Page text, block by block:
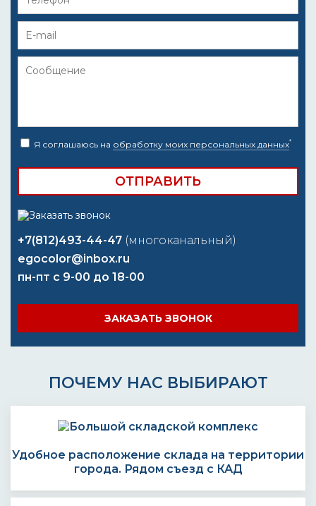
Я соглашаюсь на обработку моих персональных данных*
+7(812)493-44-47 (многоканальный)
egocolor@inbox.ru
пн-пт с 9-00 до 18-00
ЗАКАЗАТЬ ЗВОНОК
ПОЧЕМУ НАС ВЫБИРАЮТ
Удобное расположение склада на территории
города. Рядом съезд с КАД